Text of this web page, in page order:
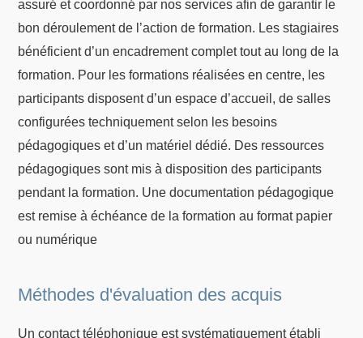
assuré et coordonné par nos services afin de garantir le
bon déroulement de l’action de formation. Les stagiaires
bénéficient d’un encadrement complet tout au long de la
formation. Pour les formations réalisées en centre, les
participants disposent d’un espace d’accueil, de salles
configurées techniquement selon les besoins
pédagogiques et d’un matériel dédié. Des ressources
pédagogiques sont mis à disposition des participants
pendant la formation. Une documentation pédagogique
est remise à échéance de la formation au format papier
ou numérique
Méthodes d'évaluation des acquis
Un contact téléphonique est systématiquement établi